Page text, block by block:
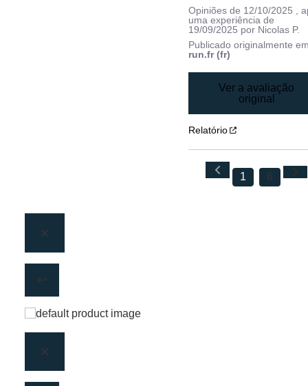
Opiniões de 12/10/2025 ,
uma experiência de
19/09/2025 por Nicolas P.
Publicado originalmente
run.fr (fr)
Ver a avaliação
original
Relatório
1 6